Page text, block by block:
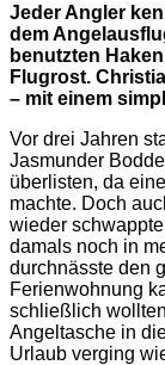
Jeder Angler
dem
benutzten
Flugrost.
– mit einem
Vor drei Jahren
Jasmunder
überlisten, da
machte. Doch
wieder
damals noch in
durchnässte den
Ferienwohnung
schließlich
Angeltasche in
Urlaub verging